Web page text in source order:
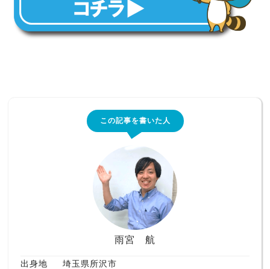
この記事を書いた人
雨宮 航
出身地
埼玉県所沢市